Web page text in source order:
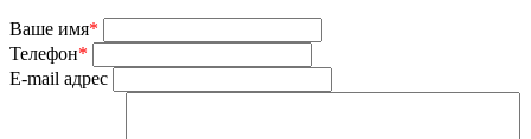
Ваше имя*
Телефон*
E-mail адрес